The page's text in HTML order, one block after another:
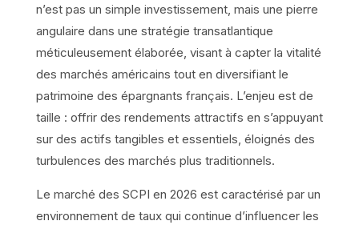
n’est pas un simple investissement, mais une pierre
angulaire dans une stratégie transatlantique
méticuleusement élaborée, visant à capter la vitalité
des marchés américains tout en diversifiant le
patrimoine des épargnants français. L’enjeu est de
taille : offrir des rendements attractifs en s’appuyant
sur des actifs tangibles et essentiels, éloignés des
turbulences des marchés plus traditionnels.
Le marché des SCPI en 2026 est caractérisé par un
environnement de taux qui continue d’influencer les